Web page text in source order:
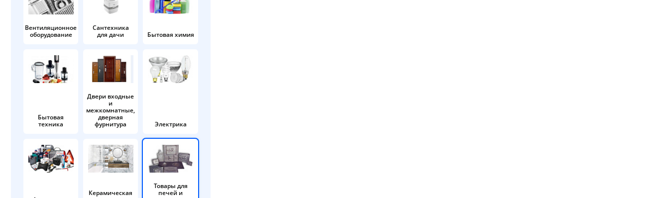
Вентиляционное
оборудование
Сантехника
для дачи
Бытовая химия
Бытовая
техника
Двери входные
и
межкомнатные,
дверная
фурнитура
Электрика
Керамическая
Товары для
печей и